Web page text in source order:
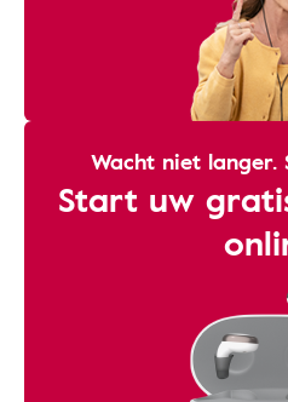
Wacht niet
Start uw